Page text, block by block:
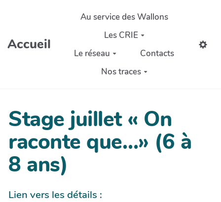
Aller au contenu principal
Accueil
Au service des Wallons
Les CRIE
Le réseau
Contacts
Nos traces
Stage juillet « On
raconte que…» (6 à
8 ans)
Lien vers les détails :